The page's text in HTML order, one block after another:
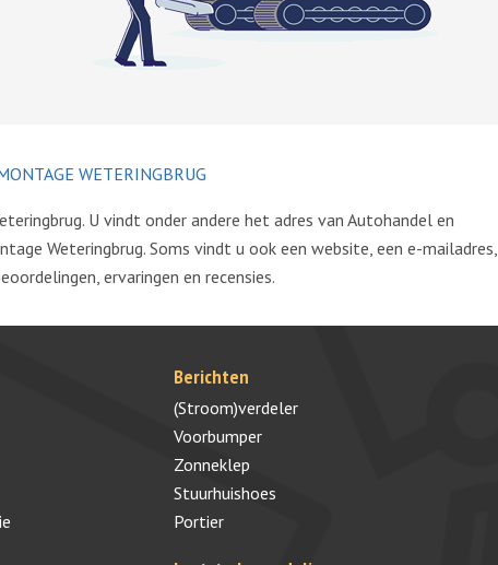
WETERINGBRUG
U vindt onder andere het adres van Autohandel en
Weteringbrug. Soms vindt u ook een website, een e-mailadres,
ervaringen en recensies.
Berichten
(Stroom)verdeler
Voorbumper
Zonneklep
Stuurhuishoes
Portier